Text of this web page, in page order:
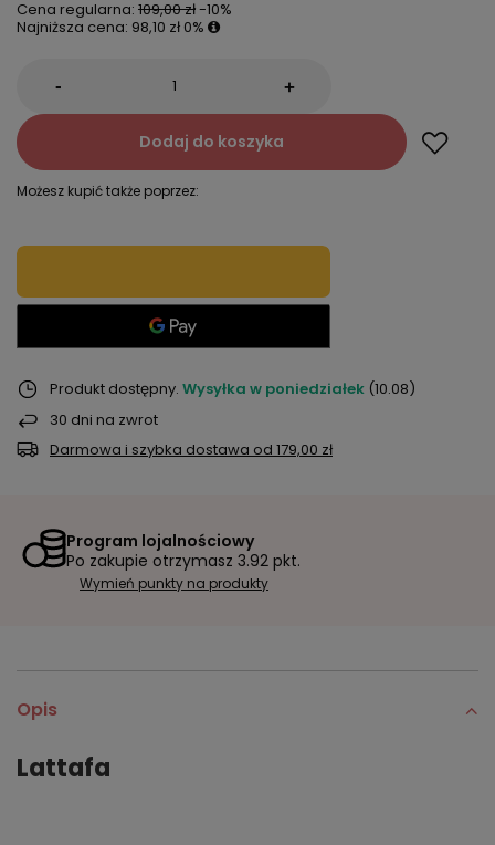
Cena regularna: 109,00 zł-10%
Najniższa cena: 98,10 zł 0%
- +
Dodaj do koszyka
Możesz kupić także poprzez:
Produkt dostępny Wysyłka w poniedziałek (10.08)
30 dni na zwrot
Darmowa i szybka dostawa od 179,00 zł
Program lojalnościowy
Po zakupie otrzymasz 3.92 pkt.
Wymień punkty na produkty
Opis
Lattafa